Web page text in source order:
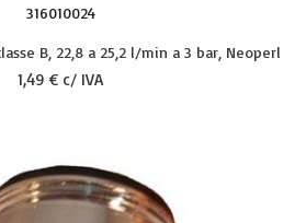
316010024
B, 22,8 a 25,2 l/min a 3 bar, Neoperl
1,49 € c/ IVA